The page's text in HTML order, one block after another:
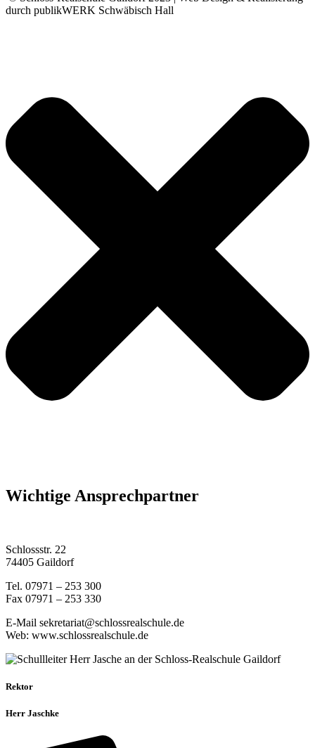
durch publikWERK Schwäbisch Hall
Wichtige Ansprechpartner
Schlossstr. 22
74405 Gaildorf
Tel. 07971 – 253 300
Fax 07971 – 253 330
E-Mail sekretariat@schlossrealschule.de
Web: www.schlossrealschule.de
Rektor
Herr Jaschke